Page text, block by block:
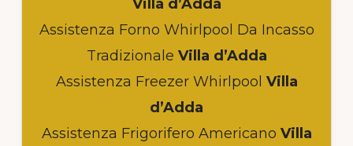
Villa d’Adda
Assistenza Forno Whirlpool Da Incasso
Tradizionale Villa d’Adda
Assistenza Freezer Whirlpool Villa
d’Adda
Assistenza Frigorifero Americano Villa